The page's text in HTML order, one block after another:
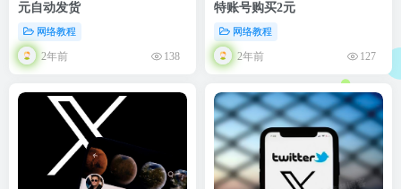
元自动发货
网络教程
2年前 138
特账号购买2元
网络教程
2年前 127